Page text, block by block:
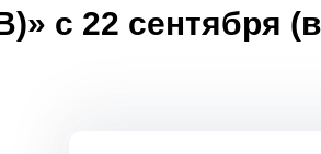
с 22 сентября